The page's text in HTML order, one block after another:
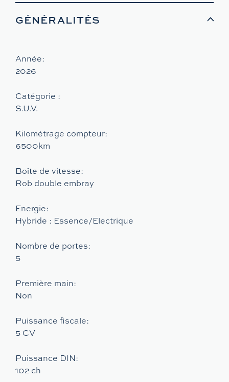
GÉNÉRALITÉS
Année:
2026
Catégorie :
S.U.V.
Kilométrage compteur:
6500km
Boîte de vitesse:
Rob double embray
Energie:
Hybride : Essence/Electrique
Nombre de portes:
5
Première main:
Non
Puissance fiscale:
5 CV
Puissance DIN:
102 ch